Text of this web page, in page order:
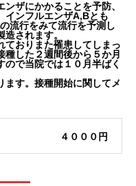
ンザにかかることを予防、
インフルエンザA,Bとも
流行をみて流行を予測し
されます。
ておりまた罹患してしまっ
した２週間後から５か月
で当院では１０月半ばく
ます。接種開始に関してメ
４０００円